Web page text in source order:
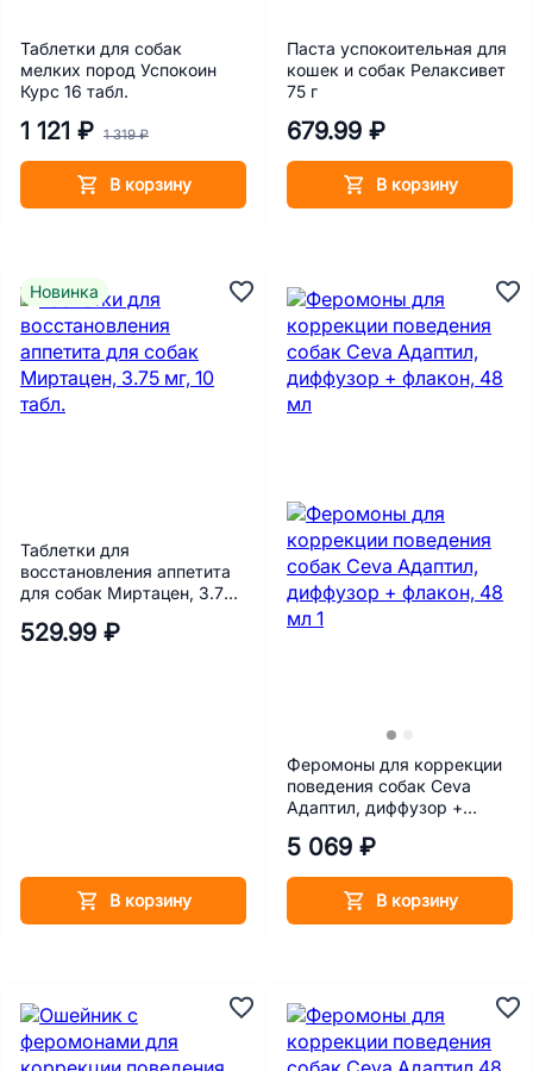
Таблетки для собак
мелких пород Успокоин
Курс 16 табл.
1 121 ₽ 1 319 ₽
В корзину
Паста успокоительная для
кошек и собак Релаксивет
75 г
679.99 ₽
В корзину
Таблетки для
восстановления аппетита
для собак Миртацен, 3.75
529.99 ₽
В корзину
Новинка
Феромоны для коррекции
поведения собак Ceva
Адаптил, диффузор +
5 069 ₽
В корзину